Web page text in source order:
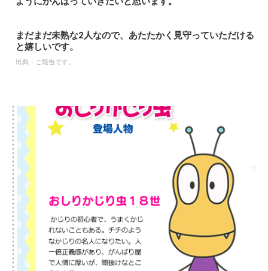
まだまだ未熟な2人なので、あたたかく見守っていただける
と嬉しいです。
出典： ご報告です。